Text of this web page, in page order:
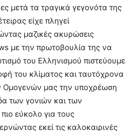
μετά τα τραγικά γεγονότα της
είχε πληγεί
μαζικές ακυρώσεις
με την πρωτοβουλία της να
του Ελληνισμού πιστεύουμε
του κλίματος και ταυτόχρονα
Ομογενών μας την υποχρέωση
των γονιών και των
εύκολο για τους
εκεί τις καλοκαιρινές